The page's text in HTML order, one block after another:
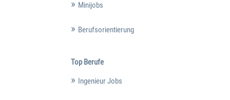
Minijobs
Berufsorientierung
Top Berufe
Ingenieur Jobs